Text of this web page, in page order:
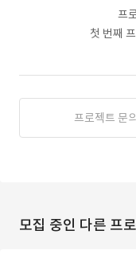
프
첫 번째
프로젝트 문
모집 중인 다른 프